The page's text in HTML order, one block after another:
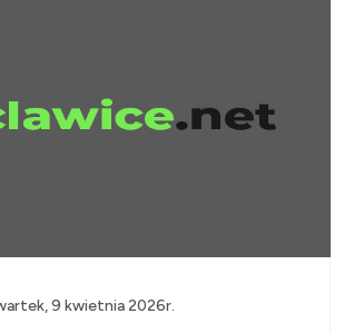
9 kwietnia 2026r.